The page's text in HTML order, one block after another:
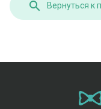
Вернуться к